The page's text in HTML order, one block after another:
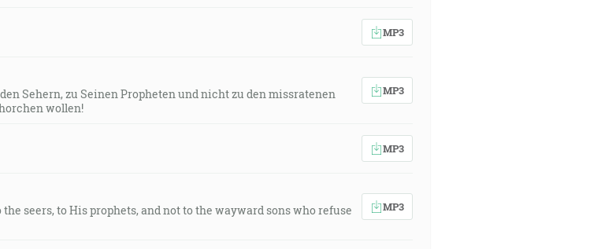
MP3
Sehern, zu Seinen Propheten und nicht zu den missratenen
wollen!
MP3
MP3
the seers, to His prophets, and not to the wayward sons who refuse
MP3